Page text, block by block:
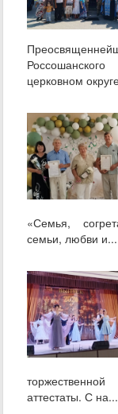
церковном
«Семья,
семьи, любви и...
аттестаты. С на...